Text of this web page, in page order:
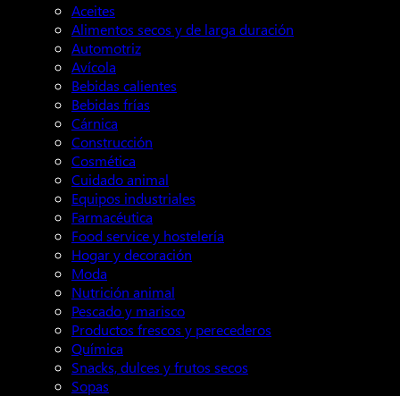
Aceites
Alimentos secos y de larga duración
Automotriz
Avícola
Bebidas calientes
Bebidas frías
Cárnica
Construcción
Cosmética
Cuidado animal
Equipos industriales
Farmacéutica
Food service y hostelería
Hogar y decoración
Moda
Nutrición animal
Pescado y marisco
Productos frescos y perecederos
Química
Snacks, dulces y frutos secos
Sopas